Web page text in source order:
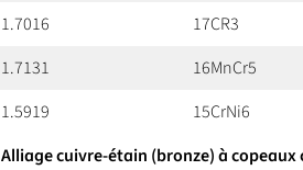
1.7016
17CR3
1.7131
16MnCr5
1.5919
15CrNi6
Alliage cuivre-étain (bronze) à copeaux